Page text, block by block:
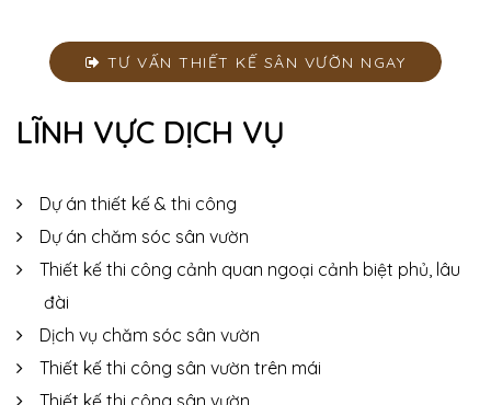
TƯ VẤN THIẾT KẾ SÂN VƯỜN NGAY
LĨNH VỰC DỊCH VỤ
Dự án thiết kế & thi công
Dự án chăm sóc sân vườn
Thiết kế thi công cảnh quan ngoại cảnh biệt phủ, lâu
đài
Dịch vụ chăm sóc sân vườn
Thiết kế thi công sân vườn trên mái